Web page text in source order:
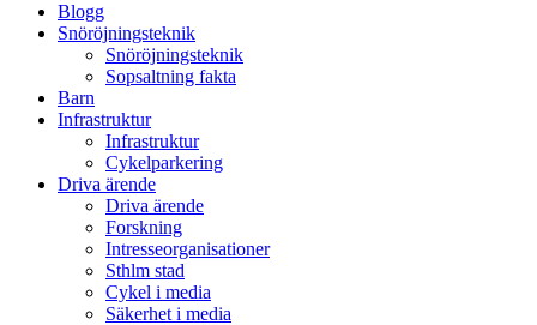
Blogg
Snöröjningsteknik
Snöröjningsteknik
Sopsaltning fakta
Barn
Infrastruktur
Infrastruktur
Cykelparkering
Driva ärende
Driva ärende
Forskning
Intresseorganisationer
Sthlm stad
Cykel i media
Säkerhet i media